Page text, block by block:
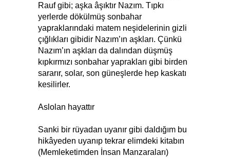
Rauf gibi; aşka âşıktır Nazım. Tıpkı
yerlerde dökülmüş sonbahar
yapraklarındaki matem neşidelerinin gizli
çığlıkları gibidir Nazım’ın aşkları. Çünkü
Nazım’ın aşkları da dalından düşmüş
kıpkırmızı sonbahar yaprakları gibi birden
sararır, solar, son güneşlerde hep kaskatı
kesilirler.
Aslolan hayattır
Sanki bir rüyadan uyanır gibi daldığım bu
hikâyeden uyanıp tekrar elimdeki kitabın
(Memleketimden İnsan Manzaraları)